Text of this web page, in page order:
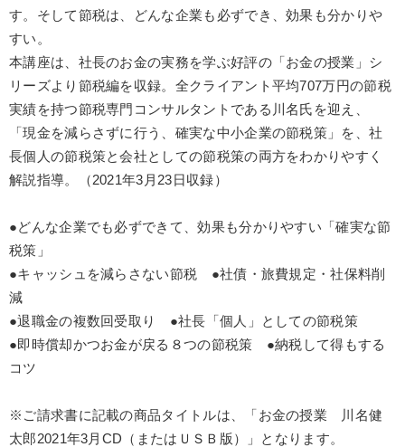
業種
製造業 卸売・小売・飲食業 建設・不動産業
IT・サービス・金融業 コンサルタント 専門家
キーワード
採用 ブランディング 企業成長 松下幸之助
労務問題・リスク対策 感動講話
※「更新」を押すと「テーマ」「キーワード」を更新いただけます。
ondemand_video 経営音声・動画を探す
全国経営者セミナー収録物以外の経営教材（全762タイトル）からお探
しいただけます
す。そして節税は、どんな企業も必ずでき、効果も分かりや
すい。
本講座は、社長のお金の実務を学ぶ好評の「お金の授業」シ
リーズより節税編を収録。全クライアント平均707万円の節税
実績を持つ節税専門コンサルタントである川名氏を迎え、
「現金を減らさずに行う、確実な中小企業の節税策」を、社
長個人の節税策と会社としての節税策の両方をわかりやすく
解説指導。（2021年3月23日収録）
●どんな企業でも必ずできて、効果も分かりやすい「確実な節
税策」
●キャッシュを減らさない節税 ●社債・旅費規定・社保料削
減
●退職金の複数回受取り ●社長「個人」としての節税策
●即時償却かつお金が戻る８つの節税策 ●納税して得もする
コツ
※ご請求書に記載の商品タイトルは、「お金の授業 川名健
太郎2021年3月CD（またはＵＳＢ版）」となります。